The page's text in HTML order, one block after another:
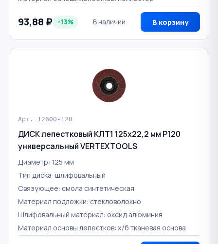
93,88 ₽ -13% В наличии В корзину
Арт. 12600-120
ДИСК лепестковый КЛТ1 125х22,2 мм Р120
универсальный VERTEXTOOLS
Диаметр: 125 мм
Тип диска: шлифовальный
Связующее: смола синтетическая
Материал подложки: стекловолокно
Шлифовальный материал: оксид алюминия
Материал основы лепестков: х/б тканевая основа